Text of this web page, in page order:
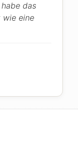
das
wie eine